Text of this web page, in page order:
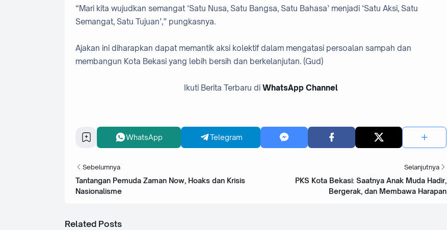
“Mari kita wujudkan semangat ‘Satu Nusa, Satu Bangsa, Satu Bahasa’ menjadi ‘Satu Aksi, Satu
Semangat, Satu Tujuan’,” pungkasnya.
Ajakan ini diharapkan dapat memantik aksi kolektif dalam mengatasi persoalan sampah dan
membangun Kota Bekasi yang lebih bersih dan berkelanjutan. (Gud)
Ikuti Berita Terbaru di WhatsApp Channel
WhatsApp Telegram
Sebelumnya
Tantangan Pemuda Zaman Now, Hoaks dan Krisis
Nasionalisme
Selanjutnya
PKS Kota Bekasi: Saatnya Anak Muda Hadir,
Bergerak, dan Membawa Harapan
Related Posts